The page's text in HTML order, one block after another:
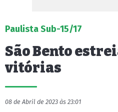
Paulista Sub-15/17
São Bento
vitórias
08 de Abril de 2023 às 23:01